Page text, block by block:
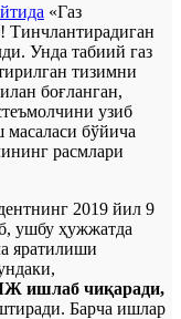
«Газ
Тинчлантирадиган
Унда табиий газ
тизимни
боғланган,
узиб
бўйича
расмлари
2019 йил 9
ушбу ҳужжатда
яратилиши
ишлаб чиқаради,
Барча ишлар